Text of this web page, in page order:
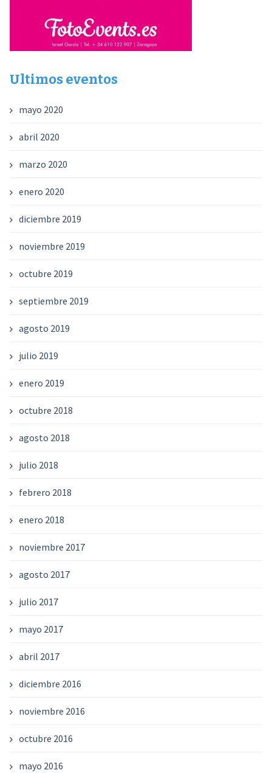
Ultimos eventos
mayo 2020
abril 2020
marzo 2020
enero 2020
diciembre 2019
noviembre 2019
octubre 2019
septiembre 2019
agosto 2019
julio 2019
enero 2019
octubre 2018
agosto 2018
julio 2018
febrero 2018
enero 2018
noviembre 2017
agosto 2017
julio 2017
mayo 2017
abril 2017
diciembre 2016
noviembre 2016
octubre 2016
mayo 2016